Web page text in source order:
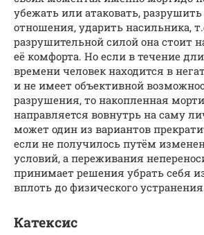
убежать или атаковать,
отношения, ударить насильника,
разрушительной силой она стоит
её комфорта. Но если в течение
времени человек находится в
и не имеет объективной
разрушения, то накопленная
направляется вовнутрь на саму
может один из вариантов
если не получилось путём
условий, а переживания
принимает решения убрать себя
вплоть до физического
Катексис